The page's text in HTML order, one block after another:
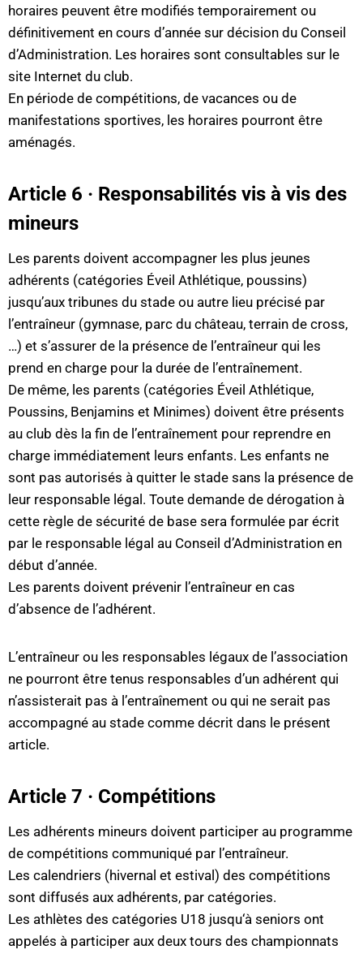
horaires peuvent être modifiés temporairement ou
définitivement en cours d’année sur décision du Conseil
d’Administration. Les horaires sont consultables sur le
site Internet du club.
En période de compétitions, de vacances ou de
manifestations sportives, les horaires pourront être
aménagés.
Article 6 · Responsabilités vis à vis des
mineurs
Les parents doivent accompagner les plus jeunes
adhérents (catégories Éveil Athlétique, poussins)
jusqu’aux tribunes du stade ou autre lieu précisé par
l’entraîneur (gymnase, parc du château, terrain de cross,
…) et s’assurer de la présence de l’entraîneur qui les
prend en charge pour la durée de l’entraînement.
De même, les parents (catégories Éveil Athlétique,
Poussins, Benjamins et Minimes) doivent être présents
au club dès la fin de l’entraînement pour reprendre en
charge immédiatement leurs enfants. Les enfants ne
sont pas autorisés à quitter le stade sans la présence de
leur responsable légal. Toute demande de dérogation à
cette règle de sécurité de base sera formulée par écrit
par le responsable légal au Conseil d’Administration en
début d’année.
Les parents doivent prévenir l’entraîneur en cas
d’absence de l’adhérent.
L’entraîneur ou les responsables légaux de l’association
ne pourront être tenus responsables d’un adhérent qui
n’assisterait pas à l’entraînement ou qui ne serait pas
accompagné au stade comme décrit dans le présent
article.
Article 7 · Compétitions
Les adhérents mineurs doivent participer au programme
de compétitions communiqué par l’entraîneur.
Les calendriers (hivernal et estival) des compétitions
sont diffusés aux adhérents, par catégories.
Les athlètes des catégories U18 jusqu‘à seniors ont
appelés à participer aux deux tours des championnats